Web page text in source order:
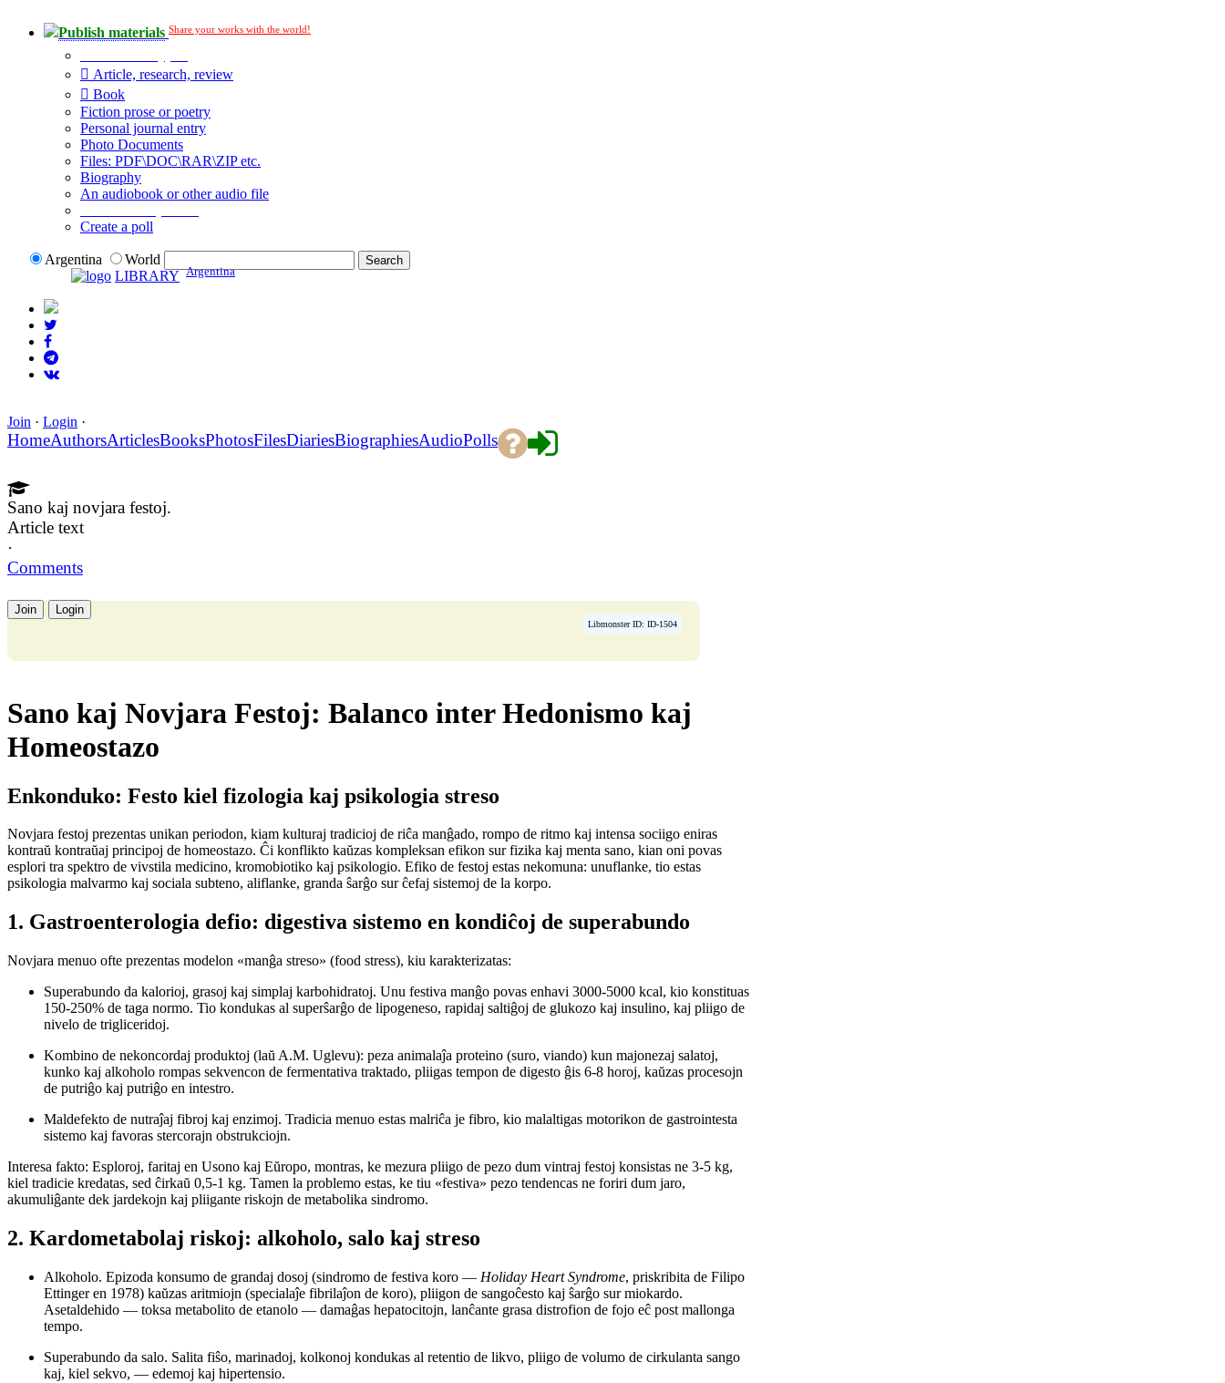
Publish materials Share your works with the world!
Article, research, review
Book
Fiction prose or poetry
Personal journal entry
Photo Documents
Files: PDF\DOC\RAR\ZIP etc.
Biography
An audiobook or other audio file
Create a poll
Argentina
World
LIBRARY Argentina
Join · Login ·
HomeAuthorsArticlesBooksPhotosFilesDiariesBiographiesAudioPolls
Sano kaj novjara festoj.
Article text
·
Comments
Join Login
Libmonster ID: ID-1504
Sano kaj Novjara Festoj: Balanco inter Hedonismo kaj
Homeostazo
Enkonduko: Festo kiel fizologia kaj psikologia streso
Novjara festoj prezentas unikan periodon, kiam kulturaj tradicioj de riĉa manĝado, rompo de ritmo kaj intensa sociigo eniras
kontraŭ kontraŭaj principoj de homeostazo. Ĉi konflikto kaŭzas kompleksan efikon sur fizika kaj menta sano, kian oni povas
esplori tra spektro de vivstila medicino, kromobiotiko kaj psikologio. Efiko de festoj estas nekomuna: unuflanke, tio estas
psikologia malvarmo kaj sociala subteno, aliflanke, granda ŝarĝo sur ĉefaj sistemoj de la korpo.
1. Gastroenterologia defio: digestiva sistemo en kondiĉoj de superabundo
Novjara menuo ofte prezentas modelon «manĝa streso» (food stress), kiu karakterizatas:
Superabundo da kalorioj, grasoj kaj simplaj karbohidratoj. Unu festiva manĝo povas enhavi 3000-5000 kcal, kio konstituas
150-250% de taga normo. Tio kondukas al superŝarĝo de lipogeneso, rapidaj saltiĝoj de glukozo kaj insulino, kaj pliigo de
nivelo de trigliceridoj.
Kombino de nekoncordaj produktoj (laŭ A.M. Uglevu): peza animalaĵa proteino (suro, viando) kun majonezaj salatoj,
kunko kaj alkoholo rompas sekvencon de fermentativa traktado, pliigas tempon de digesto ĝis 6-8 horoj, kaŭzas procesojn
de putriĝo kaj putriĝo en intestro.
Maldefekto de nutraĵaj fibroj kaj enzimoj. Tradicia menuo estas malriĉa je fibro, kio malaltigas motorikon de gastrointesta
sistemo kaj favoras stercorajn obstrukciojn.
Interesa fakto: Esploroj, faritaj en Usono kaj Eŭropo, montras, ke mezura pliigo de pezo dum vintraj festoj konsistas ne 3-5 kg,
kiel tradicie kredatas, sed ĉirkaŭ 0,5-1 kg. Tamen la problemo estas, ke tiu «festiva» pezo tendencas ne foriri dum jaro,
akumuliĝante dek jardekojn kaj pliigante riskojn de metabolika sindromo.
2. Kardometabolaj riskoj: alkoholo, salo kaj streso
Alkoholo. Epizoda konsumo de grandaj dosoj (sindromo de festiva koro — Holiday Heart Syndrome, priskribita de Filipo
Ettinger en 1978) kaŭzas aritmiojn (specialaĵe fibrilaĵon de koro), pliigon de sangoĉesto kaj ŝarĝo sur miokardo.
Asetaldehido — toksa metabolito de etanolo — damaĝas hepatocitojn, lanĉante grasa distrofion de fojo eĉ post mallonga
tempo.
Superabundo da salo. Salita fiŝo, marinadoj, kolkonoj kondukas al retentio de likvo, pliigo de volumo de cirkulanta sango
kaj, kiel sekvo, — edemoj kaj hipertensio.